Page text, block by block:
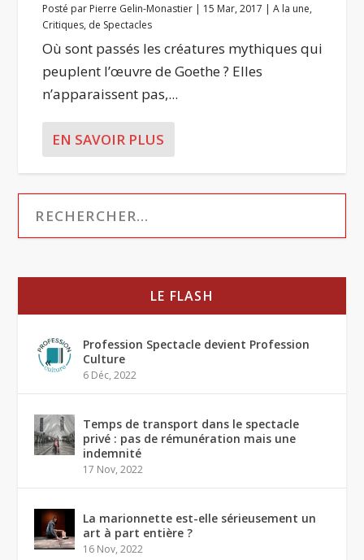
Posté par Pierre Gelin-Monastier | 15 Mar, 2017 |A la une,
Critiques, de Spectacles
Où sont passés les créatures mythiques qui
peuplent l’œuvre de Goethe ? Elles
n’apparaissent pas,...
EN SAVOIR PLUS
LE FLASH
Profession Spectacle devient Profession
Culture
6 Déc, 2022
Temps de transport dans le spectacle
privé : pas de rémunération mais une
indemnité
17 Nov, 2022
La marionnette est-elle sérieusement un
art à part entière ?
16 Nov, 2022